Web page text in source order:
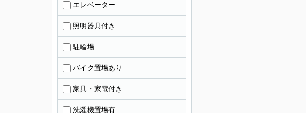
エレベーター
照明器具付き
駐輪場
バイク置場あり
家具・家電付き
洗濯機置場有